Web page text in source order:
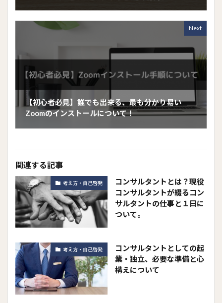
Next
【初心者必見】誰でも出来る、最も分かり易い
Zoomのインストールについて！
関連する記事
考え方・自己啓発
コンサルタントとは？現役
コンサルタントが綴るコン
サルタントの仕事と１日に
ついて。
考え方・自己啓発
コンサルタントとしての起
業・独立、必要な準備と心
構えについて